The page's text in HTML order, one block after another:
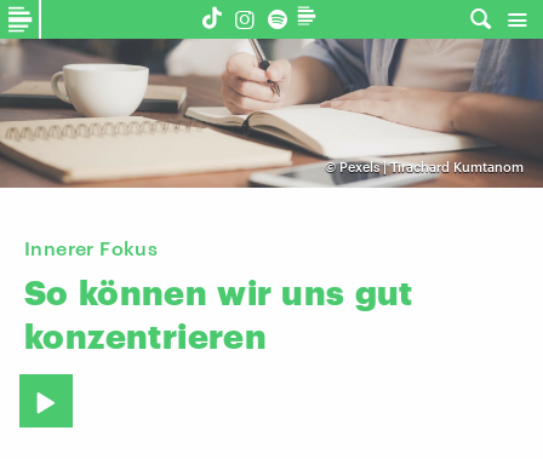
©Pexels | Tirachard Kumtanom
Innerer Fokus
So können wir uns gut
konzentrieren